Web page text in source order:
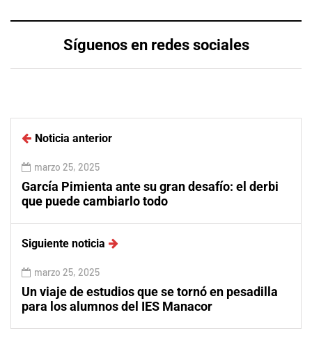
Síguenos en redes sociales
Noticia anterior
marzo 25, 2025
García Pimienta ante su gran desafío: el derbi
que puede cambiarlo todo
Siguiente noticia
marzo 25, 2025
Un viaje de estudios que se tornó en pesadilla
para los alumnos del IES Manacor